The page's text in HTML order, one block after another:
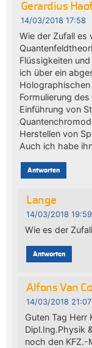
Gerardius
14/03/2018 17:58
Wie der Zufall es
Flüssigkeiten
ich über ein
Formulierung
Einführung von
Herstellen von
Auch ich habe
Antworten
Lange
14/03/2018 19:59
Wie es der
Antworten
Alfons Van
14/03/2018 21:07
Guten Tag Herr
Dipl.Ing.Physik
noch den KFZ.-